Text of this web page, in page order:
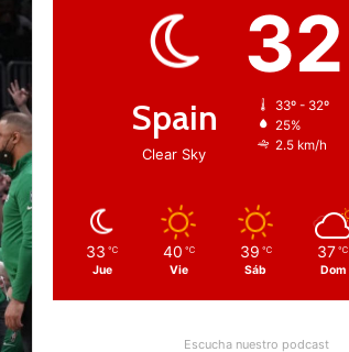
Spain
Clear Sky
32
33º - 32º
25%
2.5 km/h
33 ℃
Jue
40 ℃
Vie
39 ℃
Sáb
37 ℃
Dom
Escucha nuestro podcast